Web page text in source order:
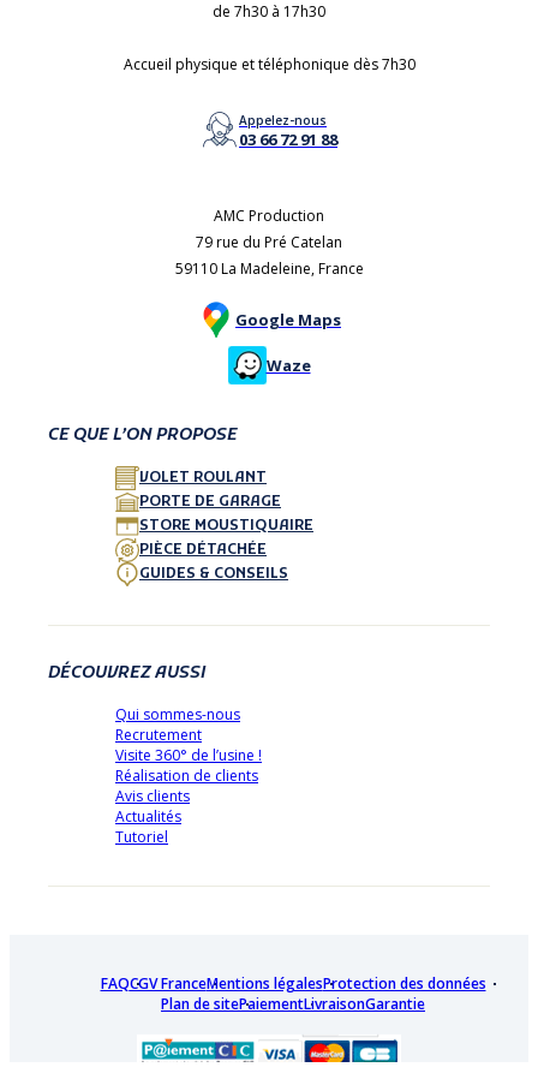
de 7h30 à 17h30
Accueil physique et téléphonique dès 7h30
Appelez-nous
03 66 72 91 88
AMC Production
79 rue du Pré Catelan
59110 La Madeleine, France
Google Maps
Waze
CE QUE L’ON PROPOSE
VOLET ROULANT
PORTE DE GARAGE
STORE MOUSTIQUAIRE
PIÈCE DÉTACHÉE
GUIDES & CONSEILS
DÉCOUVREZ AUSSI
Qui sommes-nous
Recrutement
Visite 360° de l’usine !
Réalisation de clients
Avis clients
Actualités
Tutoriel
FAQCGV FranceMentions légalesProtection des données
Plan de sitePaiementLivraisonGarantie